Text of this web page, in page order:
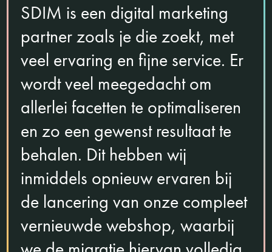
SDIM is een digital marketing
partner zoals je die zoekt, met
veel ervaring en fijne service. Er
wordt veel meegedacht om
allerlei facetten te optimaliseren
en zo een gewenst resultaat te
behalen. Dit hebben wij
inmiddels opnieuw ervaren bij
de lancering van onze compleet
vernieuwde webshop, waarbij